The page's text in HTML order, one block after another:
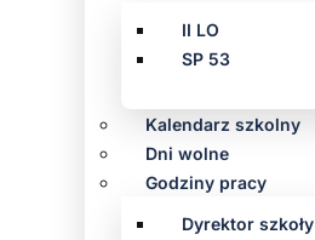
II LO
SP 53
Kalendarz szkolny
Dni wolne
Godziny pracy
Dyrektor szkoły